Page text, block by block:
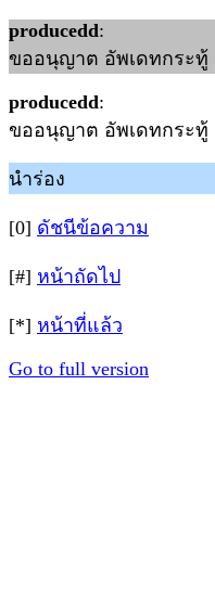
producedd:
ขออนุญาต อัพเดทกระทู้
producedd:
ขออนุญาต อัพเดทกระทู้
นำร่อง
[0] ดัชนีข้อความ
[#] หน้าถัดไป
[*] หน้าที่แล้ว
Go to full version